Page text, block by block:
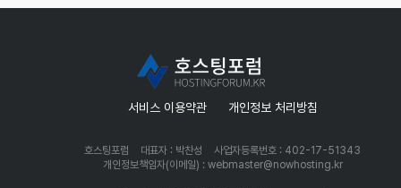
서비스 이용약관 개인정보 처리방침
호스팅포럼 대표자 : 박찬성
사업자등록번호 : 402-17-51343
개인정보책임자(이메일) : webmaster@nowhosting.kr